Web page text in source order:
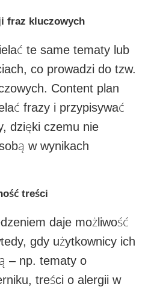
fraz kluczowych
te same tematy lub
co prowadzi do tzw.
Content plan
frazy i przypisywać
dzięki czemu nie
w wynikach
treści
daje możliwość
gdy użytkownicy ich
– np. tematy o
treści o alergii w